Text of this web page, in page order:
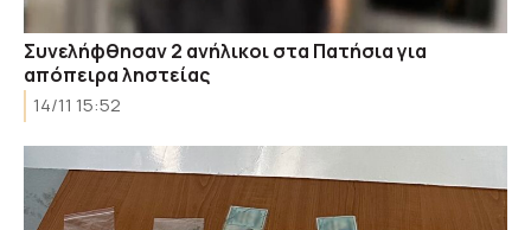
Συνελήφθησαν 2 ανήλικοι στα Πατήσια για
απόπειρα ληστείας
14/11 15:52